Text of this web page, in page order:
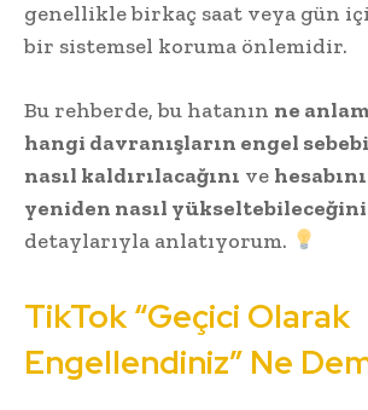
genellikle birkaç saat veya gün
bir sistemsel koruma önlemidir.
Bu rehberde, bu hatanın ne
hangi davranışların engel
nasıl kaldırılacağını ve
yeniden nasıl yükseltebileceğini
detaylarıyla anlatıyorum.
TikTok “Geçici Olarak
Engellendiniz” Ne